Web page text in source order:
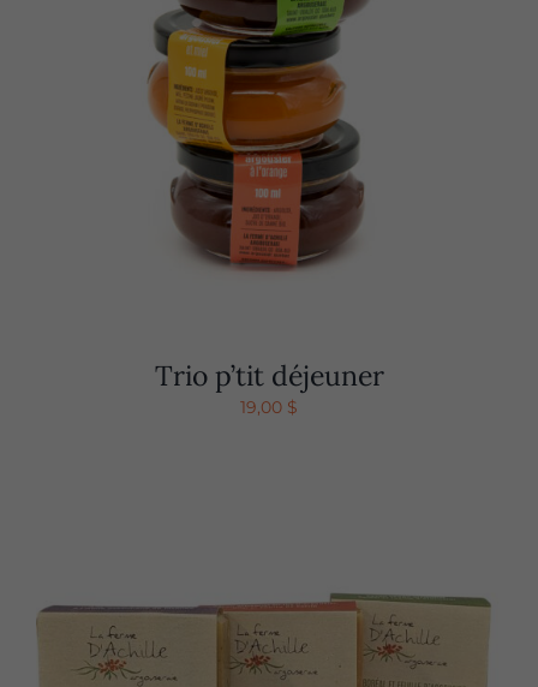
Trio p’tit déjeuner
19,00 $